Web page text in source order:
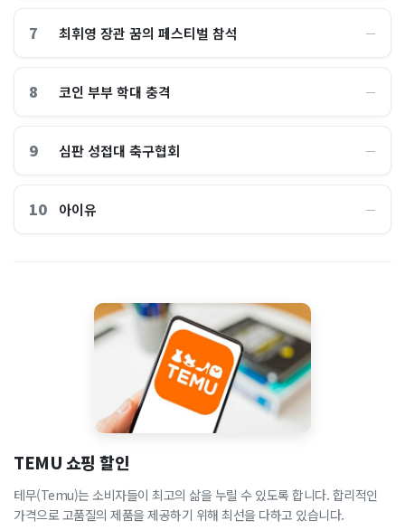
7 최휘영 장관 꿈의 페스티벌 참석 ―
8 코인 부부 학대 충격 ―
9 심판 성접대 축구협회 ―
10 아이유 ―
TEMU 쇼핑 할인
테무(Temu)는 소비자들이 최고의 삶을 누릴 수 있도록 합니다. 합리적인
가격으로 고품질의 제품을 제공하기 위해 최선을 다하고 있습니다.